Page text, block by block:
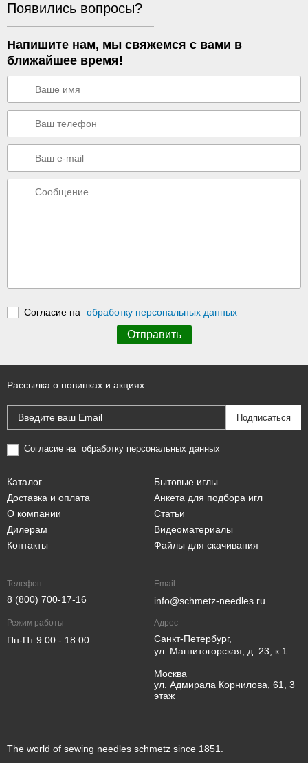
Появились вопросы?
Напишите нам, мы свяжемся с вами в
ближайшее время!
Согласие на обработку персональных данных
The world of sewing needles schmetz since 1851.
Рассылка о новинках и акциях:
Согласие на обработку персональных данных
Каталог
Доставка и оплата
О компании
Дилерам
Контакты
Бытовые иглы
Анкета для подбора игл
Статьи
Видеоматериалы
Файлы для скачивания
Телефон
8 (800) 700-17-16
Email
info@schmetz-needles.ru
Режим работы
Пн-Пт 9:00 - 18:00
Адрес
Санкт-Петербург,
ул. Магнитогорская, д. 23, к.1
Москва
ул. Адмирала Корнилова, 61, 3
этаж